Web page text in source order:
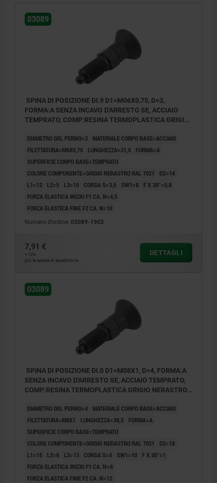
Forma A: senza incavo d'arresto, senza
Forma B: senza incavo d'arresto, con
controdado
controdado
Forma D: con incavo d'arresto, con
03089
SPINA DI POSIZIONE DI.9 D1=M06X0,75, D=3,
FORMA:A SENZA INCAVO D'ARRESTO SE, ACCIAIO
TEMPRATO, COMP:RESINA TERMOPLASTICA GRIGIO
DIAMETRO DEL PERNO=3
MATERIALE CORPO BASE=ACCIAIO
FILETTATURA=M6X0,75
LUNGHEZZA=31,5
FORMA=A
SUPERFICIE CORPO BASE=TEMPRATO
COLORE COMPONENTE=GRIGIO NERASTRO RAL 7021
D2=14
L1=12
L2=5 L3=10 CORSA S=3,5 SW1=8
F X 30°=0,8
FORZA ELASTICA INIZIO F1 CA. N=4,5
FORZA ELASTICA FINE F2 CA. N=10
Numero d’ordine: 03089-1903
7,91 €
+ IVA
più le spese di spedizione
DETTAGLI
03089
SPINA DI POSIZIONE DI.0 D1=M08X1, D=4, FORMA:A
SENZA INCAVO D'ARRESTO SE, ACCIAIO TEMPRATO,
COMP:RESINA TERMOPLASTICA GRIGIO NERASTRO
DIAMETRO DEL PERNO=4
MATERIALE CORPO BASE=ACCIAIO
FILETTATURA=M8X1
LUNGHEZZA=38,5
FORMA=A
SUPERFICIE CORPO BASE=TEMPRATO
COLORE COMPONENTE=GRIGIO NERASTRO RAL 7021
D2=18
L1=15
L2=6 L3=13 CORSA S=4 SW1=10
F X 30°=1
FORZA ELASTICA INIZIO F1 CA. N=6
FORZA ELASTICA FINE F2 CA. N=12